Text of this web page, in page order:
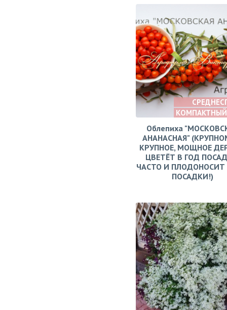
Облепиха
АНАНАСНАЯ"
КРУПНОЕ, МОЩНОЕ
ЦВЕТЁТ В ГОД
ЧАСТО И ПЛОДОНОСИТ
ПОСАДКИ!)